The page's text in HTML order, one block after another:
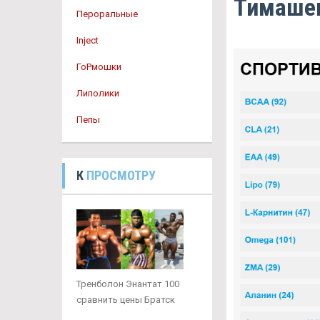
Пероральные
Inject
ГоРмошки
Липолики
Пепы
К ПРОСМОТРУ
Тренболон Энантат 100
сравнить цены Братск